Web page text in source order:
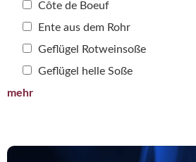
Côte de Boeuf
Ente aus dem Rohr
Geflügel Rotweinsoße
Geflügel helle Soße
mehr